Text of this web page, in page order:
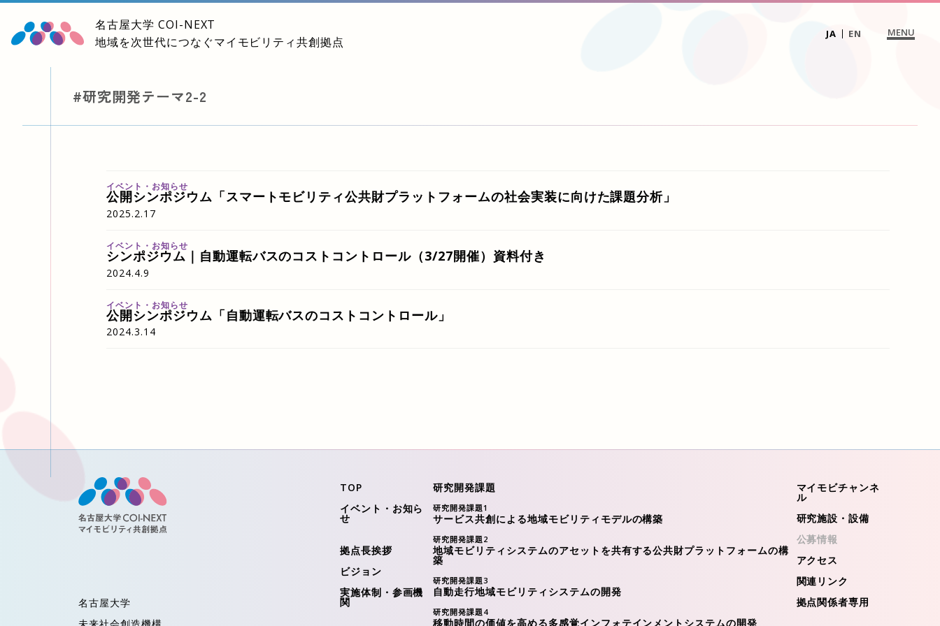
名古屋大学 COI-NEXT
地域を次世代につなぐマイモビリティ共創拠点
MENU
JA EN
#研究開発テーマ2-2
イベント・お知らせ
公開シンポジウム「スマートモビリティ公共財プラットフォームの社会実装に向けた課題分析」
2025.2.17
イベント・お知らせ
シンポジウム｜自動運転バスのコストコントロール（3/27開催）資料付き
2024.4.9
イベント・お知らせ
公開シンポジウム「自動運転バスのコストコントロール」
2024.3.14
TOP
イベント・お知ら
せ
拠点長挨拶
ビジョン
実施体制・参画機
関
研究開発課題
研究開発課題1
サービス共創による地域モビリティモデルの構築
研究開発課題2
地域モビリティシステムのアセットを共有する公共財プラットフォームの構
築
研究開発課題3
自動走行地域モビリティシステムの開発
研究開発課題4
移動時間の価値を⾼める多感覚インフォテインメントシステムの開発
マイモビチャンネ
ル
研究施設・設備
公募情報
アクセス
関連リンク
拠点関係者専用
名古屋大学